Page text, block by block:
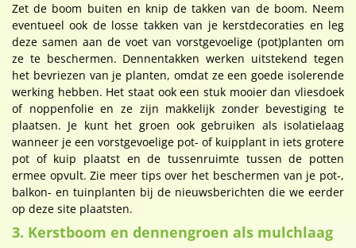
Zet de boom buiten en knip de takken van de boom. Neem
eventueel ook de losse takken van je kerstdecoraties en leg
deze samen aan de voet van vorstgevoelige (pot)planten om
ze te beschermen. Dennentakken werken uitstekend tegen
het bevriezen van je planten, omdat ze een goede isolerende
werking hebben. Het staat ook een stuk mooier dan vliesdoek
of noppenfolie en ze zijn makkelijk zonder bevestiging te
plaatsen. Je kunt het groen ook gebruiken als isolatielaag
wanneer je een vorstgevoelige pot- of kuipplant in iets grotere
pot of kuip plaatst en de tussenruimte tussen de potten
ermee opvult. Zie meer tips over het beschermen van je pot-,
balkon- en tuinplanten bij de nieuwsberichten die we eerder
op deze site plaatsten.
3. Kerstboom en dennengroen als mulchlaag